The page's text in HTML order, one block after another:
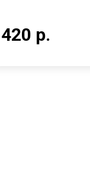
420 р.